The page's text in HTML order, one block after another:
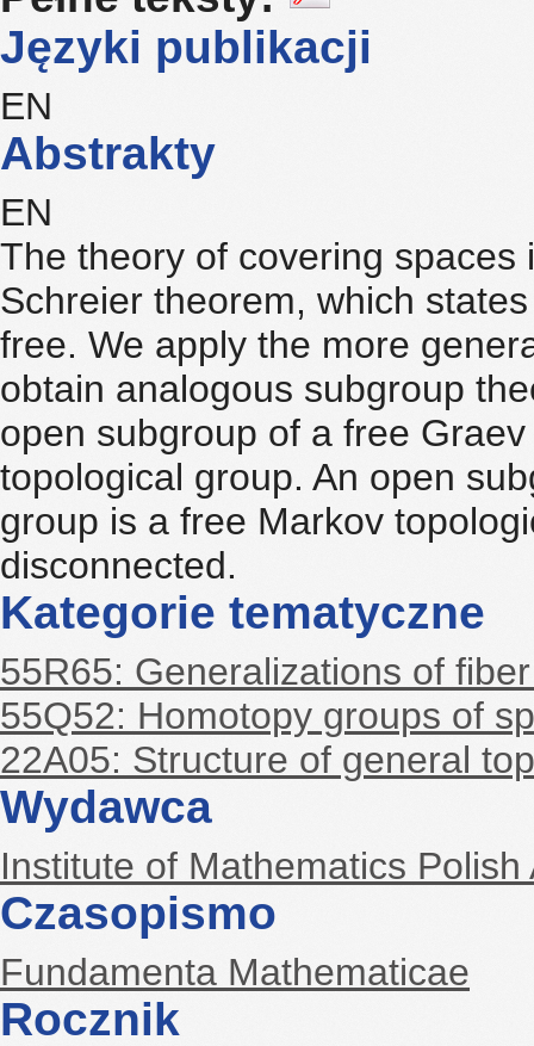
Języki publikacji
EN
Abstrakty
EN
The theory of covering
Schreier theorem, which
free. We apply the more
obtain analogous subgroup
open subgroup of a free
topological group. An open
group is a free Markov
disconnected.
Kategorie tematyczne
55R65: Generalizations of
55Q52: Homotopy groups of
22A05: Structure of general
Wydawca
Institute of Mathematics
Czasopismo
Fundamenta Mathematicae
Rocznik